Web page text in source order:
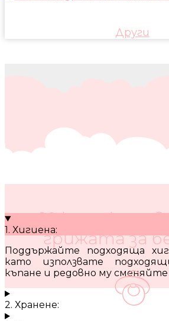
Други
10 кратки
грижата за
1. Хигиена:
Поддържайте подходяща
като използвате
къпане и редовно му
2. Хранене: